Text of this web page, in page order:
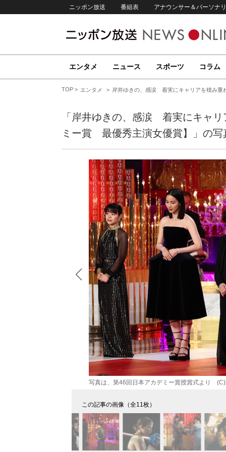
ニッポン放送 番組表 アナウンサー＆パーソナ
エンタメ ニュース スポーツ コラム
TOP エンタメ 岸井ゆきの、感涙 着実にキャリアを積み
「岸井ゆきの、感涙 着実にキャ
ミー賞 最優秀主演女優賞】」の写
写真は、第46回日本アカデミー賞授賞式より
この記事の画像（全11枚）